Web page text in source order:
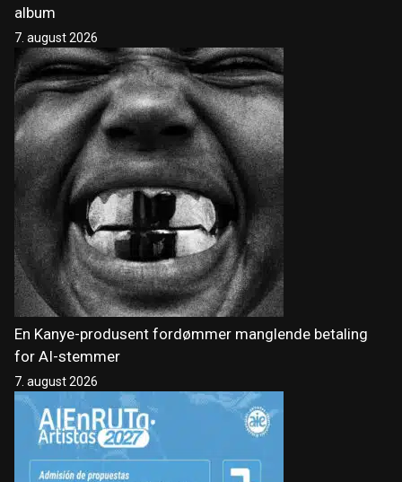
album
7. august 2026
En Kanye-produsent fordømmer manglende betaling
for AI-stemmer
7. august 2026